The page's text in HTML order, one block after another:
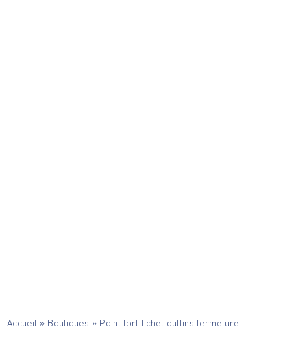
Accueil » Boutiques » Point fort fichet oullins fermeture